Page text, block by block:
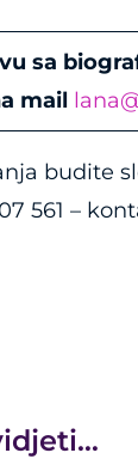
sa
mail
budite
561 –